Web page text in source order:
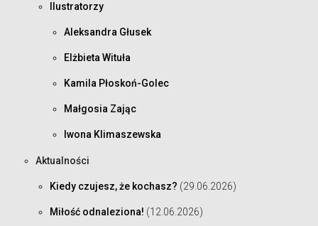
Ilustratorzy
Aleksandra Głusek
Elżbieta Wituła
Kamila Płoskoń-Golec
Małgosia Zając
Iwona Klimaszewska
Aktualności
Kiedy czujesz, że kochasz? (29.06.2026)
Miłość odnaleziona! (12.06.2026)